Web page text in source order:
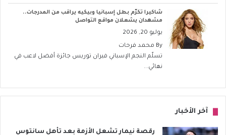
شاكيرا تكرّم بطل إسبانيا وبيكيه يراقب من المدرجات..
مشهدان يشعلان مواقع التواصل
يوليو 20, 2026
By محمد فرحات
تسلّم النجم الإسباني فيران توريس جائزة أفضل لاعب في
نهائي...
آخر الأخبار
رقصة نيمار تشعل الأزمة بعد تأهل سانتوس